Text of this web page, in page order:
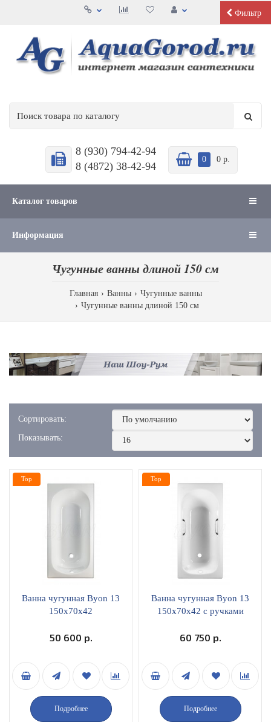
Фильтр
8 (930) 794-42-94
8 (4872) 38-42-94
0 0 р.
Каталог товаров
Информация
Чугунные ванны длиной 150 см
Главная Ванны
Чугунные ванны
Чугунные ванны длиной 150 см
Сортировать:
Показывать:
Ванна чугунная Byon 13
150x70x42
50 600 р.
Подробнее
Top
Ванна чугунная Byon 13
150x70x42 с ручками
60 750 р.
Подробнее
Top